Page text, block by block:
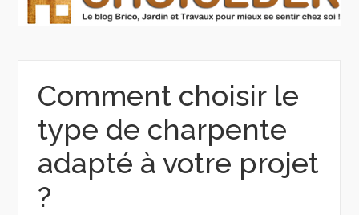
Comment choisir le
type de charpente
adapté à votre projet
?